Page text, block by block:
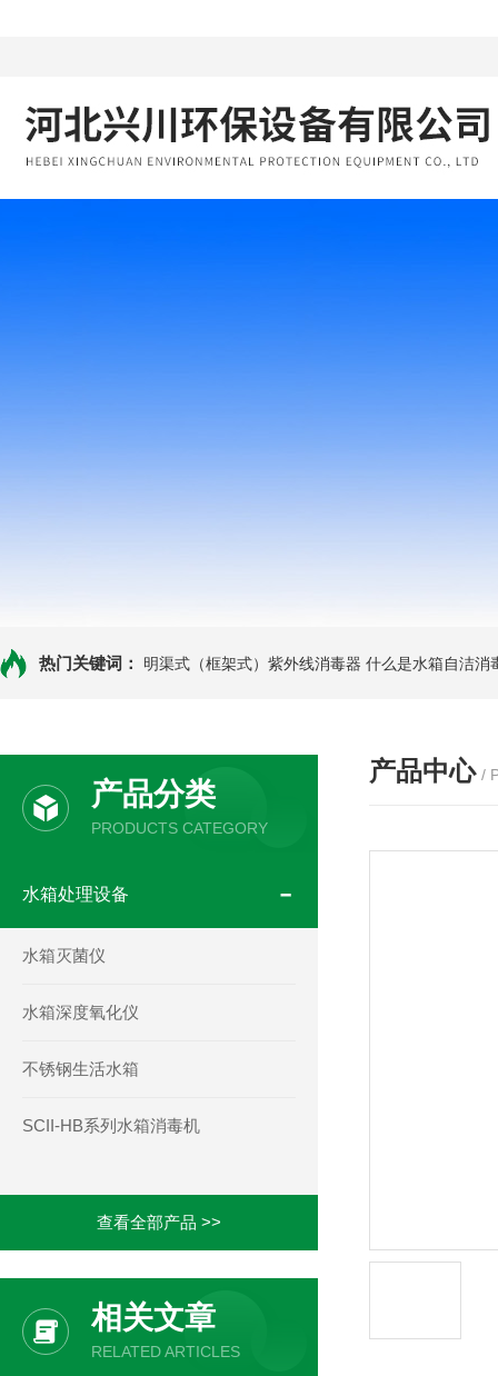
热门关键词： 明渠式（框架式）紫外线消毒器 什么是水箱自洁消
产品分类
PRODUCTS CATEGORY
水箱处理设备
水箱灭菌仪
水箱深度氧化仪
不锈钢生活水箱
SCII-HB系列水箱消毒机
查看全部产品 >>
相关文章
RELATED ARTICLES
产品中心 /